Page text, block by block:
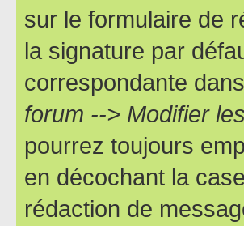
sur le formulaire de
la signature par
correspondante
forum --> Modifier
pourrez toujours
en décochant la
rédaction de